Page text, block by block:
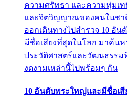
ความศรัทธา และความทุ่มเ
และจิตวิญญาณของคนในชา
ออกเดินทางไปสำรวจ 10 อั
มีชื่อเสียงที่สุดในโลก มาค้น
ประวัติศาสตร์และวัฒนธรรม
งดงามเหล่านี้ไปพร้อมๆ กัน
10 อันดับพระใหญ่และมีชื่อเ